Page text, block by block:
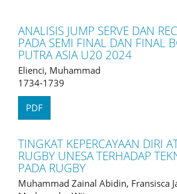
ANALISIS JUMP SERVE DAN
PADA SEMI FINAL DAN FINAL
PUTRA ASIA U20 2024
Elienci, Muhammad
1734-1739
PDF
TINGKAT KEPERCAYAAN DIRI
RUGBY UNESA TERHADAP
PADA RUGBY
Muhammad Zainal Abidin, Fransisca